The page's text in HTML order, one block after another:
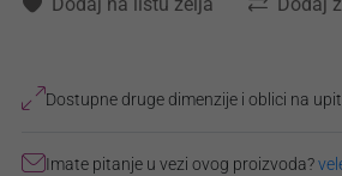
Dostupne druge dimenzije i oblici na upit
Imate pitanje u vezi ovog proizvoda?